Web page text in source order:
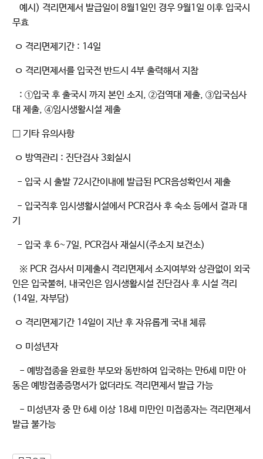
예시) 격리면제서 발급일이 8월1일인 경우 9월1일 이후 입국시
무효
ㅇ 격리면제기간 : 14일
ㅇ 격리면제서를 입국전 반드시 4부 출력해서 지참
: ①입국 후 출국시 까지 본인 소지, ②검역대 제출, ③입국심사
대 제출, ④임시생활시설 제출
□ 기타 유의사항
ㅇ 방역관리 : 진단검사 3회실시
- 입국 시 출발 72시간이내에 발급된 PCR음성확인서 제출
- 입국직후 임시생활시설에서 PCR검사 후 숙소 등에서 결과 대
기
- 입국 후 6~7일, PCR검사 재실시(주소지 보건소)
※ PCR 검사서 미제출시 격리면제서 소지여부와 상관없이 외국
인은 입국불허, 내국인은 임시생활시설 진단검사 후 시설 격리
(14일, 자부담)
ㅇ 격리면제기간 14일이 지난 후 자유롭게 국내 체류
ㅇ 미성년자
- 예방접종을 완료한 부모와 동반하여 입국하는 만6세 미만 아
동은 예방접종증명서가 없더라도 격리면제서 발급 가능
- 미성년자 중 만 6세 이상 18세 미만인 미접종자는 격리면제서
발급 불가능